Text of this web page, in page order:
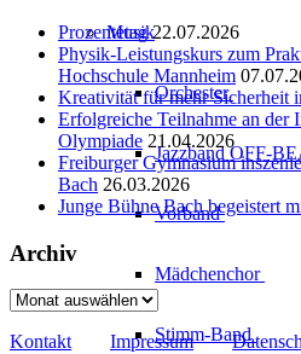
Musik
Orchester
JazzbandOFF-
Vorband
Mädchenchor
Stimm-Band
Prozentetag 22.07.2026
Physik-Leistungskurs zum
Hochschule Mannheim
Kreativität für mehr Sicherheit
Erfolgreiche Teilnahme an der
Olympiade 21.04.2026
Freiburger Gymnasium
Bach 26.03.2026
Junge Bühne Bach begeistert
Archiv
Archiv
Kontakt Impressum